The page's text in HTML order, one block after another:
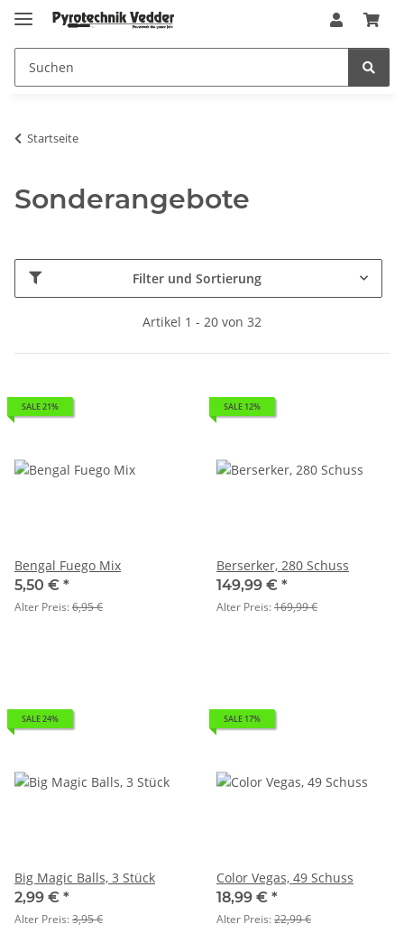
Startseite
Sonderangebote
Filter und Sortierung
Artikel 1 - 20 von 32
SALE 21%
Bengal Fuego Mix
5,50 € *
Alter Preis:6,95 €
SALE 12%
Berserker, 280 Schuss
149,99 € *
Alter Preis:169,99 €
SALE 24%
Big Magic Balls, 3 Stück
2,99 € *
Alter Preis:3,95 €
SALE 17%
Color Vegas, 49 Schuss
18,99 € *
Alter Preis:22,99 €